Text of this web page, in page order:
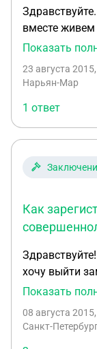
Здравствуйте. Молодой человек, с которым мы
вместе
получения
сказали, что
брачно-семейных
пожалуйста,
Показать
23 августа
Нарьян-Мар
1 ответ
Как
хочу выйти
гражданина,
информацию,
Показать
08 августа
Санкт-